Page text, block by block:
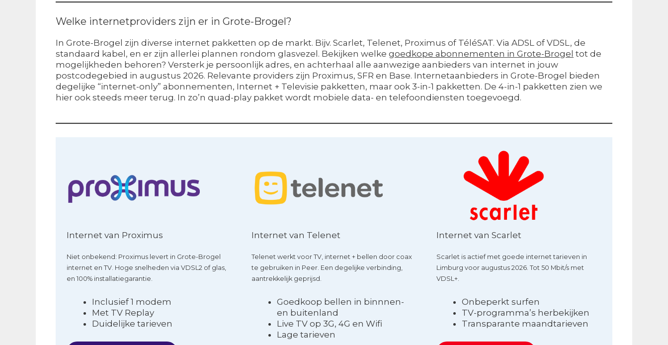
Welke internetproviders zijn er in Grote-Brogel?
In Grote-Brogel zijn diverse internet pakketten op de markt. Bijv. Scarlet, Telenet, Proximus of TéléSAT. Via ADSL of VDSL, de
standaard kabel, en er zijn allerlei plannen rondom glasvezel. Bekijken welke goedkope abonnementen in Grote-Brogel tot de
mogelijkheden behoren? Versterk je persoonlijk adres, en achterhaal alle aanwezige aanbieders van internet in jouw
postcodegebied in augustus 2026. Relevante providers zijn Proximus, SFR en Base. Internetaanbieders in Grote-Brogel bieden
degelijke “internet-only” abonnementen, Internet + Televisie pakketten, maar ook 3-in-1 pakketten. De 4-in-1 pakketten zien we
hier ook steeds meer terug. In zo’n quad-play pakket wordt mobiele data- en telefoondiensten toegevoegd.
Internet van Proximus
Niet onbekend: Proximus levert in Grote-Brogel
internet en TV. Hoge snelheden via VDSL2 of glas,
en 100% installatiegarantie.
Inclusief 1 modem
Met TV Replay
Duidelijke tarieven
Internet van Telenet
Telenet werkt voor TV, internet + bellen door coax
te gebruiken in Peer. Een degelijke verbinding,
aantrekkelijk geprijsd.
Goedkoop bellen in binnnen-
en buitenland
Live TV op 3G, 4G en Wifi
Lage tarieven
Internet van Scarlet
Scarlet is actief met goede internet tarieven in
Limburg voor augustus 2026. Tot 50 Mbit/s met
VDSL+.
Onbeperkt surfen
TV-programma’s herbekijken
Transparante maandtarieven